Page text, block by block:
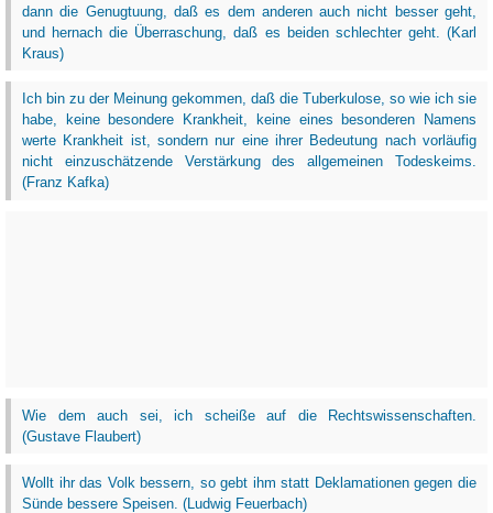
dann die Genugtuung, daß es dem anderen auch nicht besser geht,
und hernach die Überraschung, daß es beiden schlechter geht. (Karl
Kraus)
Ich bin zu der Meinung gekommen, daß die Tuberkulose, so wie ich sie
habe, keine besondere Krankheit, keine eines besonderen Namens
werte Krankheit ist, sondern nur eine ihrer Bedeutung nach vorläufig
nicht einzuschätzende Verstärkung des allgemeinen Todeskeims.
(Franz Kafka)
Wie dem auch sei, ich scheiße auf die Rechtswissenschaften.
(Gustave Flaubert)
Wollt ihr das Volk bessern, so gebt ihm statt Deklamationen gegen die
Sünde bessere Speisen. (Ludwig Feuerbach)